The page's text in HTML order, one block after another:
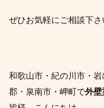
ぜひお気軽にご相談下さ
和歌山市・紀の川市・
郡・泉南市・岬町で外壁